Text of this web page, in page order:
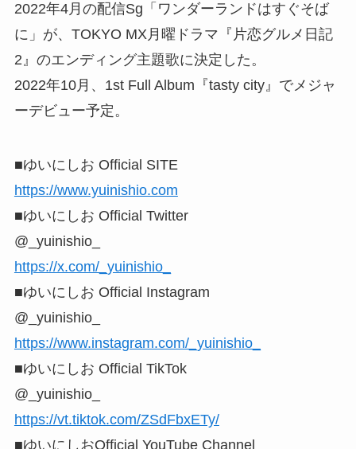
2022年4月の配信Sg「ワンダーランドはすぐそば
に」が、TOKYO MX月曜ドラマ『片恋グルメ日記
2』のエンディング主題歌に決定した。
2022年10月、1st Full Album『tasty city』でメジャ
ーデビュー予定。
■ゆいにしお Official SITE
https://www.yuinishio.com
■ゆいにしお Official Twitter
@_yuinishio_
https://x.com/_yuinishio_
■ゆいにしお Official Instagram
@_yuinishio_
https://www.instagram.com/_yuinishio_
■ゆいにしお Official TikTok
@_yuinishio_
https://vt.tiktok.com/ZSdFbxETy/
■ゆいにしおOfficial YouTube Channel